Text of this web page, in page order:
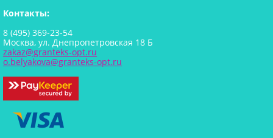
Контакты:
8 (495) 369-23-54
Москва, ул. Днепропетровская 18 Б
zakaz@granteks-opt.ru
o.belyakova@granteks-opt.ru